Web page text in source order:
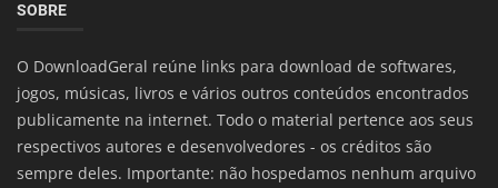
SOBRE
O DownloadGeral reúne links para download de softwares,
jogos, músicas, livros e vários outros conteúdos encontrados
publicamente na internet. Todo o material pertence aos seus
respectivos autores e desenvolvedores - os créditos são
sempre deles. Importante: não hospedamos nenhum arquivo